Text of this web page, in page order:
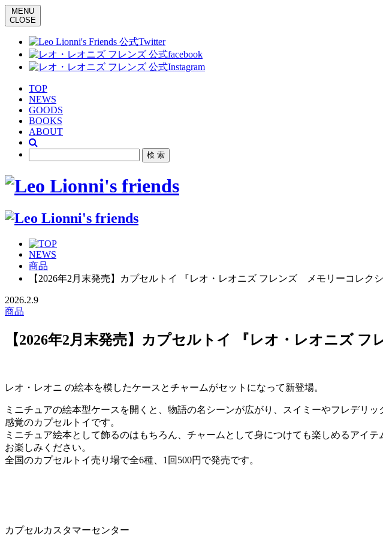
MENU
CLOSE
TOP
NEWS
GOODS
BOOKS
ABOUT
NEWS
商品
【2026年2月末発売】カプセルトイ 『レオ・レオニズ フレンズ メモリーコレクシ
2026.2.9
商品
【2026年2月末発売】カプセルトイ 『レオ・レオニズ
レオ・レオニ の絵本を模したケースとチャームがセットになって新登場。
ミニチュアの絵本型ケースを開くと、物語の名シーンが広がり、スイミーやフレデリ
感覚のカプセルトイです。
ミニチュア絵本として飾るのはもちろん、チャームとして身につけても楽しめるアイ
お楽しみください。
全国のカプセルトイ売り場で全6種、1回500円で発売です。
カプセルカスタマーセンター